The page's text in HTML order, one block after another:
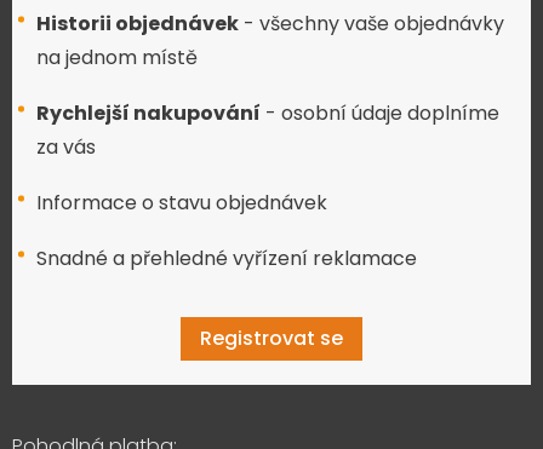
Historii objednávek - všechny vaše objednávky
na jednom místě
Rychlejší nakupování - osobní údaje doplníme
za vás
Informace o stavu objednávek
Snadné a přehledné vyřízení reklamace
Registrovat se